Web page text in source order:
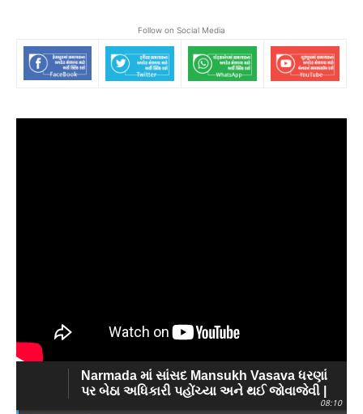
Follow on Social Media
Narmada માં સાંસદ Mansukh Vasava ધરણાં
પર બેઠા અધિકારી પહોંચ્યા અને થઈ જોવાજેવી |
08:10